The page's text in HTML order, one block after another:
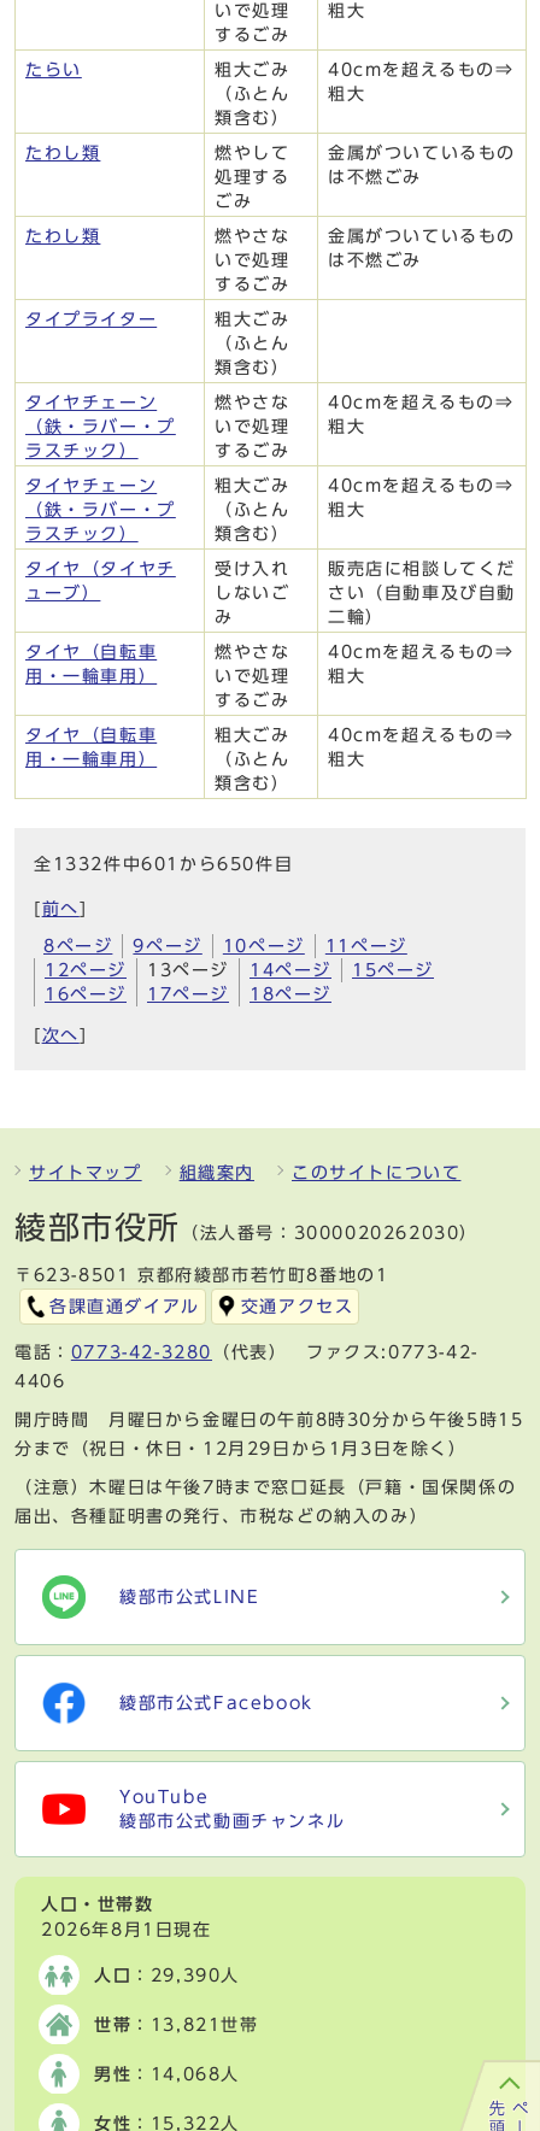
いで処理
するごみ
粗大
たらい
粗大ごみ
（ふとん
類含む）
40cmを超えるもの⇒
粗大
たわし類
燃やして
処理する
ごみ
金属がついているもの
は不燃ごみ
たわし類
燃やさな
いで処理
するごみ
金属がついているもの
は不燃ごみ
タイプライター
粗大ごみ
（ふとん
類含む）
タイヤチェーン
（鉄・ラバー・プ
ラスチック）
燃やさな
いで処理
するごみ
40cmを超えるもの⇒
粗大
タイヤチェーン
（鉄・ラバー・プ
ラスチック）
粗大ごみ
（ふとん
類含む）
40cmを超えるもの⇒
粗大
タイヤ（タイヤチ
ューブ）
受け入れ
しないご
み
販売店に相談してくだ
さい（自動車及び自動
二輪）
タイヤ（自転車
用・一輪車用）
燃やさな
いで処理
するごみ
40cmを超えるもの⇒
粗大
タイヤ（自転車
用・一輪車用）
粗大ごみ
（ふとん
類含む）
40cmを超えるもの⇒
粗大
全1332件中601から650件目
前へ
8ページ 9ページ 10ページ
11ページ
12ページ
13ページ 14ページ
15ページ
16ページ
17ページ 18ページ
次へ
サイトマップ 組織案内 このサイトについて
綾部市役所 （法人番号：3000020262030）
〒623-8501 京都府綾部市若竹町8番地の1
各課直通ダイアル
交通アクセス
電話： 0773-42-3280
（代表） ファクス:0773-42-
4406
開庁時間 月曜日から金曜日の午前8時30分から午後5時15
分まで（祝日・休日・12月29日から1月3日を除く）
（注意）木曜日は午後7時まで窓口延長（戸籍・国保関係の
届出、各種証明書の発行、市税などの納入のみ）
綾部市公式LINE
綾部市公式Facebook
YouTube
綾部市公式動画チャンネル
人口・世帯数
2026年8月1日現在
人口 ：29,390人
世帯 ：13,821世帯
男性 ：14,068人
女性 ：15,322人